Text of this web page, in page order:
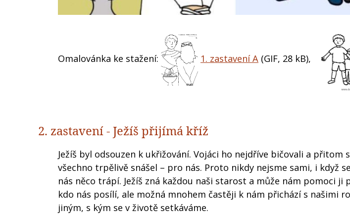
Omalovánka ke stažení: 1. zastavení A (GIF, 28 kB),
2. zastavení - Ježíš přijímá kříž
Ježíš byl odsouzen k ukřižování. Vojáci ho nejdříve bičovali a přitom
všechno trpělivě snášel – pro nás. Proto nikdy nejsme sami, i když
nás něco trápí. Ježíš zná každou naši starost a může nám pomoci ji
kdo nás posílí, ale možná mnohem častěji k nám přichází s našimi
jiným, s kým se v životě setkáváme.